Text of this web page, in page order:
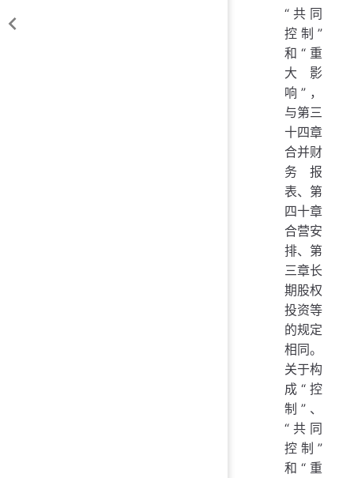
“共同
控制”
和“重
大影
响”，
与第三
十四章
合并财
务报
表、第
四十章
合营安
排、第
三章长
期股权
投资等
的规定
相同。
关于构
成“控
制”、
“共同
控制”
和“重